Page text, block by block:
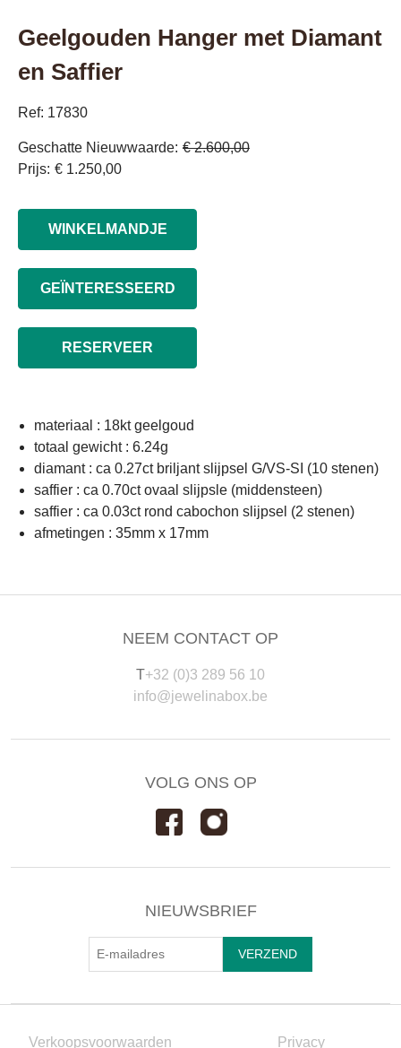
Geelgouden Hanger met Diamant
en Saffier
Ref: 17830
Geschatte Nieuwwaarde € 2.600,00
Prijs € 1.250,00
WINKELMANDJE
GEÏNTERESSEERD
RESERVEER
materiaal : 18kt geelgoud
totaal gewicht : 6.24g
diamant : ca 0.27ct briljant slijpsel G/VS-SI (10 stenen)
saffier : ca 0.70ct ovaal slijpsle (middensteen)
saffier : ca 0.03ct rond cabochon slijpsel (2 stenen)
afmetingen : 35mm x 17mm
NEEM CONTACT OP
T+32 (0)3 289 56 10
info@jewelinabox.be
VOLG ONS OP
NIEUWSBRIEF
Verkoopsvoorwaarden Privacy